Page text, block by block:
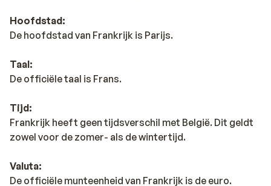
Hoofdstad:
De hoofdstad van Frankrijk is Parijs.
Taal:
De officiële taal is Frans.
Tijd:
Frankrijk heeft geen tijdsverschil met België. Dit geldt
zowel voor de zomer- als de wintertijd.
Valuta:
De officiële munteenheid van Frankrijk is de euro.